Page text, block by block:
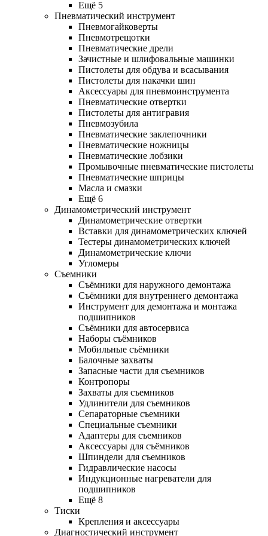
Ещё 5
Пневматический инструмент
Пневмогайковерты
Пневмотрещотки
Пневматические дрели
Зачистные и шлифовальные машинки
Пистолеты для обдува и всасывания
Пистолеты для накачки шин
Аксессуары для пневмоинструмента
Пневматические отвертки
Пистолеты для антигравия
Пневмозубила
Пневматические заклепочники
Пневматические ножницы
Пневматические лобзики
Промывочные пневматические пистолеты
Пневматические шприцы
Масла и смазки
Ещё 6
Динамометрический инструмент
Динамометрические отвертки
Вставки для динамометрических ключей
Тестеры динамометрических ключей
Динамометрические ключи
Угломеры
Съемники
Съёмники для наружного демонтажа
Съёмники для внутреннего демонтажа
Инструмент для демонтажа и монтажа
подшипников
Съёмники для автосервиса
Наборы съёмников
Мобильные съёмники
Балочные захваты
Запасные части для съемников
Контропоры
Захваты для съемников
Удлинители для съемников
Сепараторные съемники
Специальные съемники
Адаптеры для съемников
Аксессуары для съёмников
Шпиндели для съемников
Гидравлические насосы
Индукционные нагреватели для
подшипников
Ещё 8
Тиски
Крепления и аксессуары
Диагностический инструмент